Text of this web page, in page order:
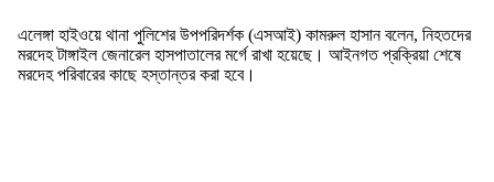
এলেঙ্গা হাইওয়ে থানা পুলিশের উপপরিদর্শক (এসআই) কামরুল হাসান বলেন, নিহতদের
মরদেহ টাঙ্গাইল জেনারেল হাসপাতালের মর্গে রাখা হয়েছে। আইনগত প্রক্রিয়া শেষে
মরদেহ পরিবারের কাছে হস্তান্তর করা হবে।